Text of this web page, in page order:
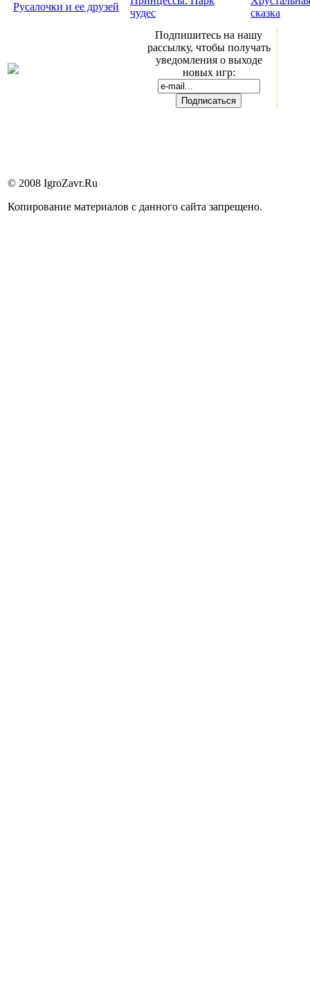
Русалочки и ее друзей
чудес
сказка
Подпишитесь на нашу
рассылку, чтобы получать
уведомления о выходе
новых игр:
© 2008 IgroZavr.Ru
Копирование материалов с данного сайта запрещено.